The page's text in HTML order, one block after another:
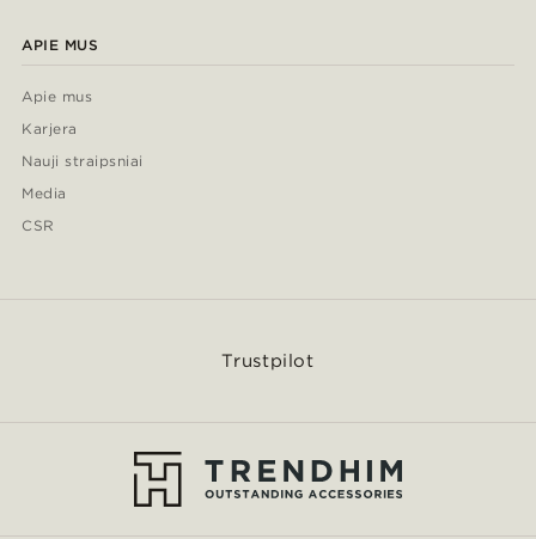
APIE MUS
Apie mus
Karjera
Nauji straipsniai
Media
CSR
Trustpilot